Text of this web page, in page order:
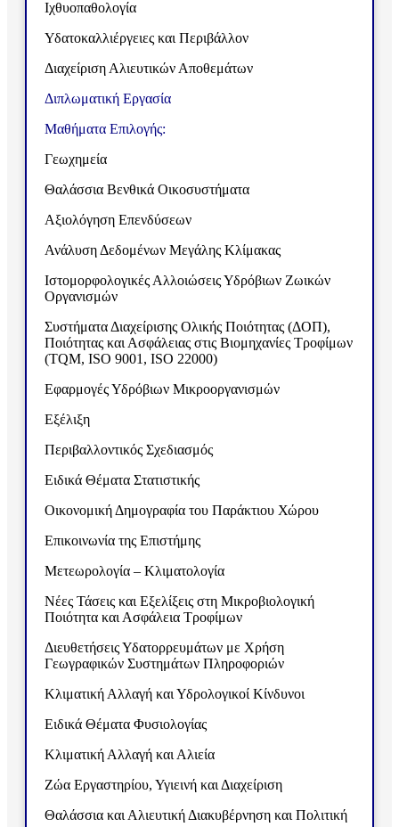
Ιχθυοπαθολογία
Υδατοκαλλιέργειες και Περιβάλλον
Διαχείριση Αλιευτικών Αποθεμάτων
Διπλωματική Εργασία
Μαθήματα Επιλογής:
Γεωχημεία
Θαλάσσια Βενθικά Οικοσυστήματα
Αξιολόγηση Επενδύσεων
Ανάλυση Δεδομένων Μεγάλης Κλίμακας
Ιστομορφολογικές Αλλοιώσεις Υδρόβιων Ζωικών
Οργανισμών
Συστήματα Διαχείρισης Ολικής Ποιότητας (ΔΟΠ),
Ποιότητας και Ασφάλειας στις Βιομηχανίες Τροφίμων
(TQM, ISO 9001, ISO 22000)
Εφαρμογές Υδρόβιων Μικροοργανισμών
Εξέλιξη
Περιβαλλοντικός Σχεδιασμός
Ειδικά Θέματα Στατιστικής
Οικονομική Δημογραφία του Παράκτιου Χώρου
Επικοινωνία της Επιστήμης
Μετεωρολογία – Κλιματολογία
Νέες Τάσεις και Εξελίξεις στη Μικροβιολογική
Ποιότητα και Ασφάλεια Τροφίμων
Διευθετήσεις Υδατορρευμάτων με Χρήση
Γεωγραφικών Συστημάτων Πληροφοριών
Κλιματική Αλλαγή και Υδρολογικοί Κίνδυνοι
Ειδικά Θέματα Φυσιολογίας
Κλιματική Αλλαγή και Αλιεία
Ζώα Εργαστηρίου, Υγιεινή και Διαχείριση
Θαλάσσια και Αλιευτική Διακυβέρνηση και Πολιτική